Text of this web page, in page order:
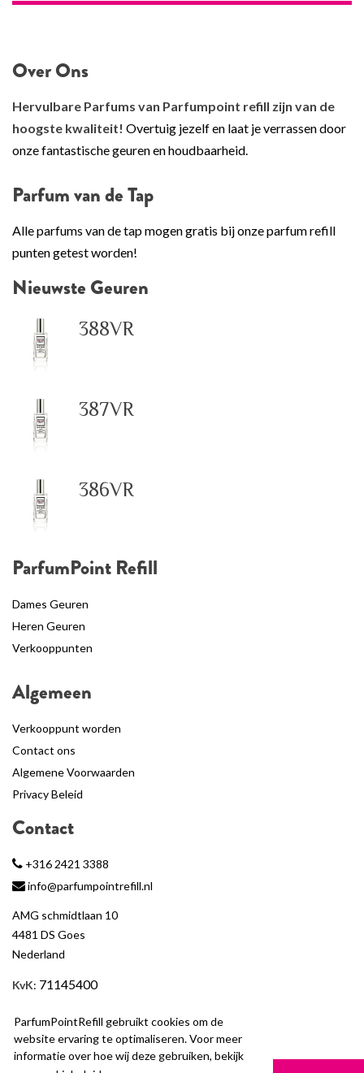
ParfumPointRefill gebruikt cookies om de
website ervaring te optimaliseren. Voor meer
informatie over hoe wij deze gebruiken, bekijk
Over Ons
Hervulbare Parfums van Parfumpoint refill zijn van de
hoogste kwaliteit! Overtuig jezelf en laat je verrassen door
onze fantastische geuren en houdbaarheid.
Parfum van de Tap
Alle parfums van de tap mogen gratis bij onze parfum refill
punten getest worden!
Nieuwste Geuren
388VR
387VR
386VR
ParfumPoint Refill
Dames Geuren
Heren Geuren
Verkooppunten
Algemeen
Verkooppunt worden
Contact ons
Algemene Voorwaarden
Privacy Beleid
Contact
+316 2421 3388
info@parfumpointrefill.nl
AMG schmidtlaan 10
4481 DS Goes
Nederland
KvK: 71145400